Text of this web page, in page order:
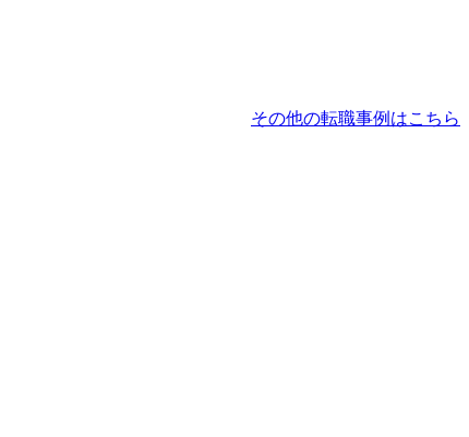
その他の転職事例はこちら